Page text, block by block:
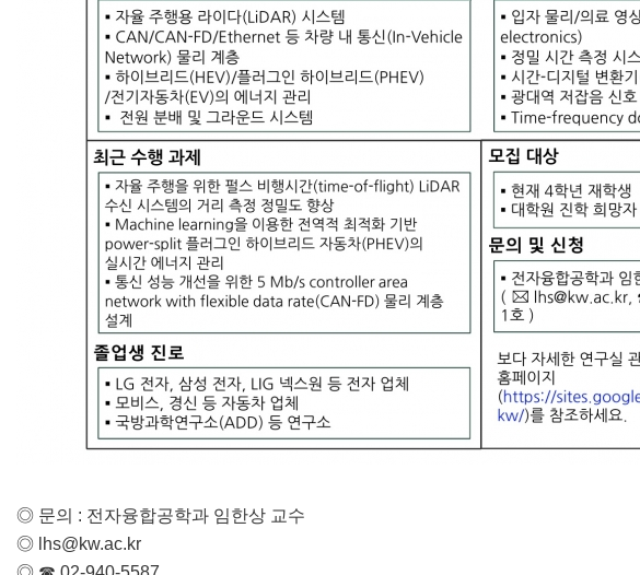
◎ ​ 문의 : 전자융합공학과 임한상 교수
◎ lhs@kw.ac.kr